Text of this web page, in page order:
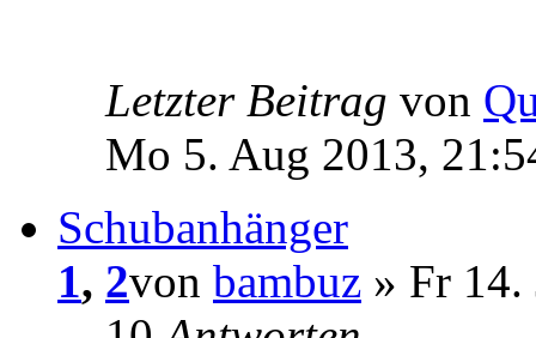
Letzter Beitrag von
Mo 5. Aug 2013,
Schubanhänger
1, 2von bambuz » Fr 14.